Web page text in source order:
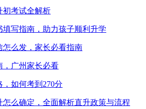
初考试全解析
填写指南，助力孩子顺利升学
怎么发，家长必看指南
，广州家长必看
如何考到270分
怎么确定，全面解析直升政策与流程